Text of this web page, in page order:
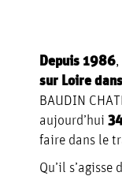
ENTREPRISE
SOMMES
NOTRE
Depuis 1986
sur Loire
BAUDIN
aujourd’hui
faire dans le
Qu’il